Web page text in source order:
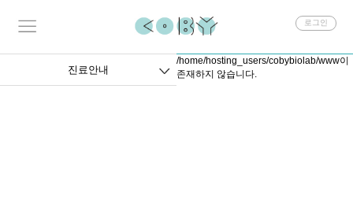
회
그
로그인
진료안내
/home/hosting_users/cobybiolab/www이
존재하지 않습니다.